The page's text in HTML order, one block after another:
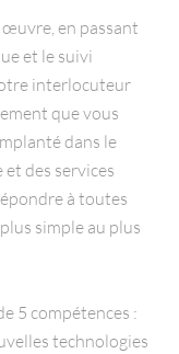
œuvre, en passant
et le suivi
interlocuteur
que vous
dans le
des services
à toutes
simple au plus
5 compétences :
technologies